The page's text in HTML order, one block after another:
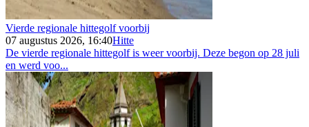
Vierde regionale hittegolf voorbij
07 augustus 2026, 16:40Hitte
De vierde regionale hittegolf is weer voorbij. Deze begon op 28 juli
en werd voo...